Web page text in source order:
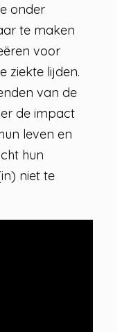
onder
te maken
voor
ziekte lijden.
van de
de impact
leven en
hun
niet te